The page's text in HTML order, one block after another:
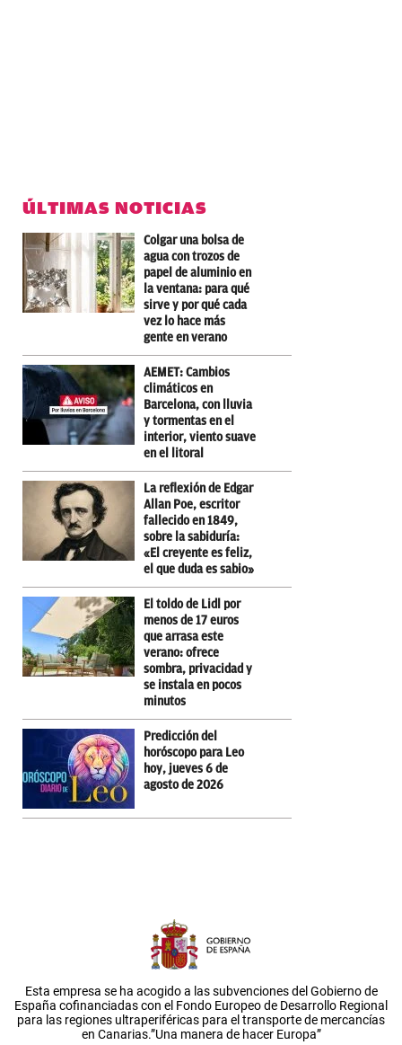
ÚLTIMAS NOTICIAS
Colgar una bolsa de
agua con trozos de
papel de aluminio en
la ventana: para qué
sirve y por qué cada
vez lo hace más
gente en verano
AEMET: Cambios
climáticos en
Barcelona, con lluvia
y tormentas en el
interior, viento suave
en el litoral
La reflexión de Edgar
Allan Poe, escritor
fallecido en 1849,
sobre la sabiduría:
«El creyente es feliz,
el que duda es sabio»
El toldo de Lidl por
menos de 17 euros
que arrasa este
verano: ofrece
sombra, privacidad y
se instala en pocos
minutos
Predicción del
horóscopo para Leo
hoy, jueves 6 de
agosto de 2026
Esta empresa se ha acogido a las subvenciones del Gobierno de
España cofinanciadas con el Fondo Europeo de Desarrollo Regional
para las regiones ultraperiféricas para el transporte de mercancías
en Canarias.”Una manera de hacer Europa”